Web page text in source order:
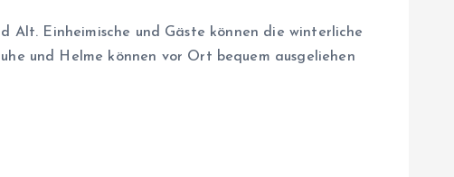
Alt. Einheimische und Gäste können die winterliche
und Helme können vor Ort bequem ausgeliehen